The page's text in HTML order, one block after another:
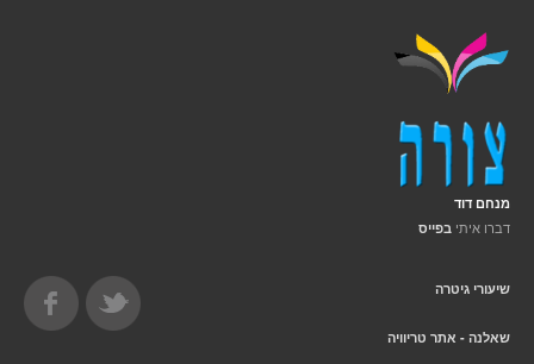
מנחם דוד
דברו איתי בפייס
שיעורי גיטרה
שאלנה - אתר טריוויה